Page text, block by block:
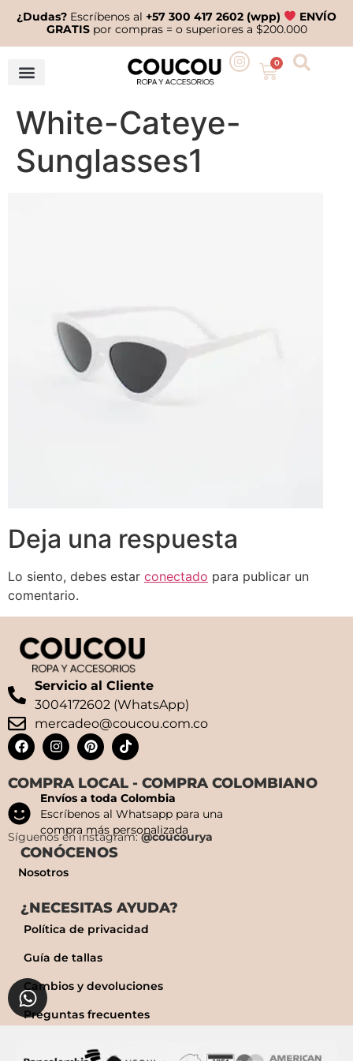
¿Dudas? Escríbenos al+57 300 417 2602 (wpp)
ENVÍO
GRATISpor compras = o superiores a $200.000
0
White-Cateye-
Sunglasses1
Deja una respuesta
Lo siento, debes estar conectado para publicar un
comentario.
Servicio al Cliente
3004172602 (WhatsApp)
mercadeo@coucou.com.co
COMPRA LOCAL - COMPRA COLOMBIANO
Envíos a toda Colombia
Escríbenos al Whatsapp para una
compra más personalizada
Síguenos en instagram:@coucourya
CONÓCENOS
Nosotros
¿NECESITAS AYUDA?
Política de privacidad
Guía de tallas
Cambios y devoluciones
Preguntas frecuentes